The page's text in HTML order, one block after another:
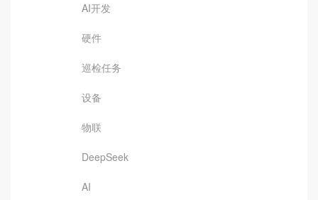
AI开发
硬件
巡检任务
设备
物联
DeepSeek
AI